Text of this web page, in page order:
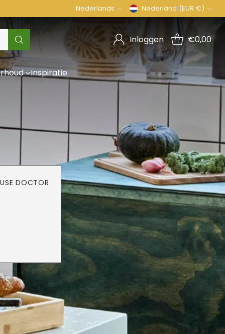
Inloggen €0,00
Inspiratie
Taal
Nederlands Munteenheid
Nederland (EUR €)
DOCTOR